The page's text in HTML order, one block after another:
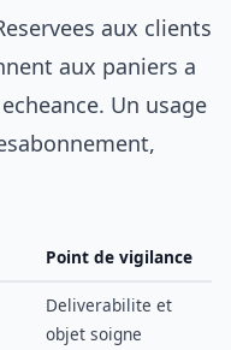
aux clients
aux paniers a
Un usage
Point de vigilance
Deliverabilite et
objet soigne